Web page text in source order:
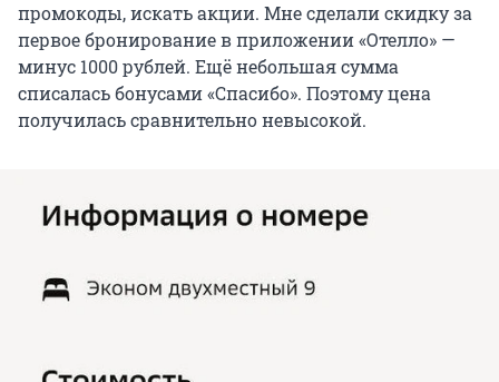
промокоды, искать акции. Мне сделали скидку за
первое бронирование в приложении «Отелло» —
минус 1000 рублей. Ещё небольшая сумма
списалась бонусами «Спасибо». Поэтому цена
получилась сравнительно невысокой.